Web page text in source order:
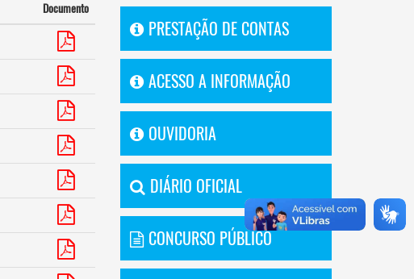
Documento
PRESTAÇÃO DE CONTAS
ACESSO A INFORMAÇÃO
OUVIDORIA
DIÁRIO OFICIAL
CONCURSO PÚBLICO